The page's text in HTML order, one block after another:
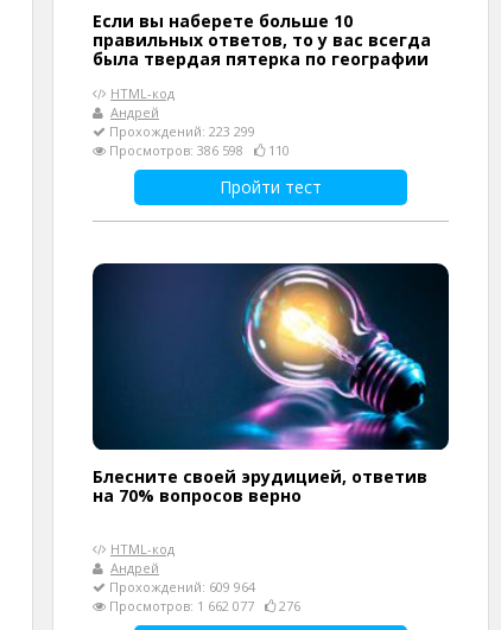
Если вы наберете больше 10
правильных ответов, то у вас всегда
была твердая пятерка по географии
HTML-код
Андрей
Прохождений: 223 299
Просмотров: 386 598
110
Пройти тест
Блесните своей эрудицией, ответив
на 70% вопросов верно
HTML-код
Андрей
Прохождений: 609 964
Просмотров: 1 662 077
276